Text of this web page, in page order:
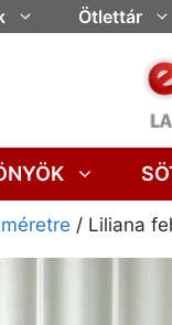
Ötlettár
/ Liliana